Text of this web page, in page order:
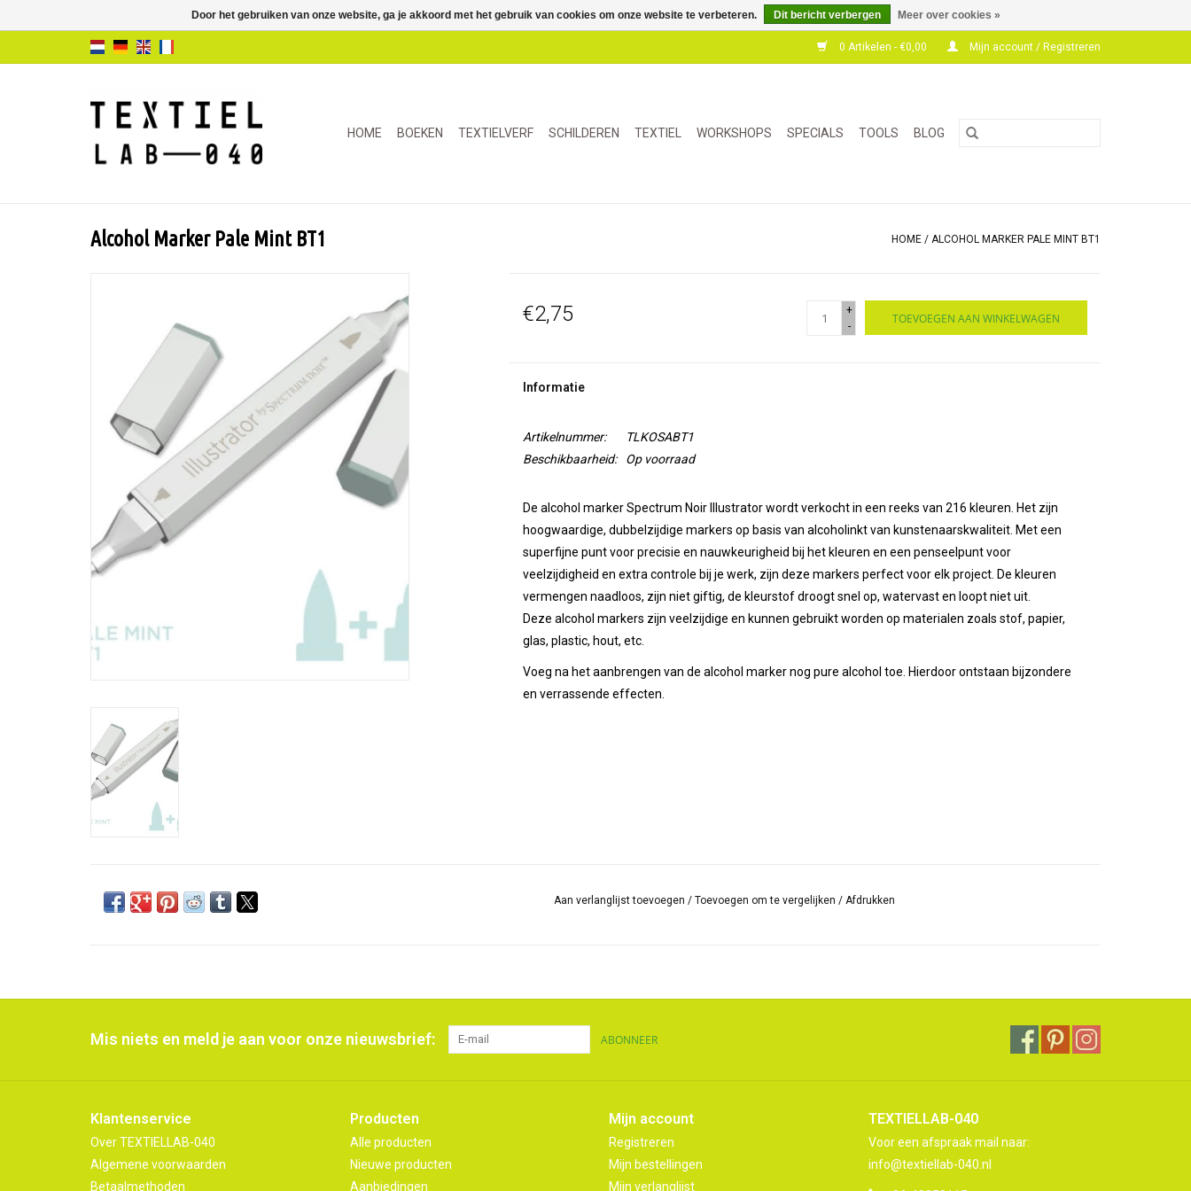
0 Artikelen - €0,00 Mijn account / Registreren
HOME BOEKEN TEXTIELVERF SCHILDEREN TEXTIEL WORKSHOPS SPECIALS TOOLS BLOG
Alcohol Marker Pale Mint BT1 HOME / ALCOHOL MARKER PALE MINT BT1
€2,75
+
-
TOEVOEGEN AAN WINKELWAGEN
Informatie
Artikelnummer:
TLKOSABT1
Beschikbaarheid:
Op voorraad
De alcohol marker Spectrum Noir Illustrator wordt verkocht in een reeks van 216 kleuren. Het zijn
hoogwaardige, dubbelzijdige markers op basis van alcoholinkt van kunstenaarskwaliteit. Met een
superfijne punt voor precisie en nauwkeurigheid bij het kleuren en een penseelpunt voor
veelzijdigheid en extra controle bij je werk, zijn deze markers perfect voor elk project. De kleuren
vermengen naadloos, zijn niet giftig, de kleurstof droogt snel op, watervast en loopt niet uit.
Deze alcohol markers zijn veelzijdige en kunnen gebruikt worden op materialen zoals stof, papier,
glas, plastic, hout, etc.
Voeg na het aanbrengen van de alcohol marker nog pure alcohol toe. Hierdoor ontstaan bijzondere
en verrassende effecten.
Aan verlanglijst toevoegen /Toevoegen om te vergelijken / Afdrukken
Mis niets en meld je aan voor onze nieuwsbrief: ABONNEER
Klantenservice
Over TEXTIELLAB-040
Algemene voorwaarden
Betaalmethoden
Producten
Alle producten
Nieuwe producten
Aanbiedingen
Mijn account
Registreren
Mijn bestellingen
Mijn verlanglijst
TEXTIELLAB-040
Voor een afspraak mail naar:
info@textiellab-040.nl
Door het gebruiken van onze website, ga je akkoord met het gebruik van cookies om onze website te verbeteren. Dit bericht verbergen Meer over cookies »